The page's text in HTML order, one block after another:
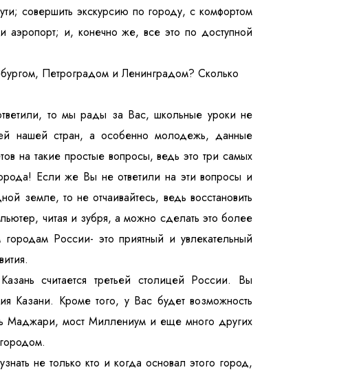
совершить экскурсию по городу, с комфортом
аэропорт; и, конечно же, все это по доступной
Петроградом и Ленинградом? Сколько
то мы рады за Вас, школьные уроки не
нашей стран, а особенно молодежь, данные
на такие простые вопросы, ведь это три самых
Если же Вы не ответили на эти вопросы и
земле, то не отчаивайтесь, ведь восстановить
читая и зубря, а можно сделать это более
России- это приятный и увлекательный
считается третьей столицей России. Вы
Казани. Кроме того, у Вас будет возможность
Маджари, мост Миллениум и еще много других
не только кто и когда основал этого город,